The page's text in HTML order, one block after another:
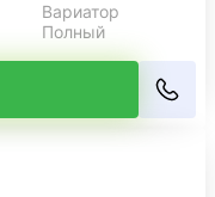
Вариатор
Полный